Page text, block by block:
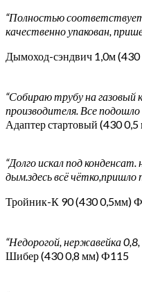
“Полностью
качественно упакован,
Дымоход-сэндвич 1,0м
“Собираю трубу на газовый
производителя. Все подошло
Адаптер стартовый (430
“Долго искал под
дым.здесь всё чётко,пришло
Тройник-К 90 (430 0,5мм)
“Недорогой, нержавейка
Шибер (430 0,8 мм) Ф115